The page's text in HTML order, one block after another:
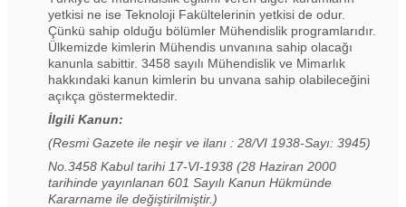
yetkisi ne ise Teknoloji Fakültelerinin yetkisi de odur.
Çünkü sahip olduğu bölümler Mühendislik programlarıdır.
Ülkemizde kimlerin Mühendis unvanına sahip olacağı
kanunla sabittir. 3458 sayılı Mühendislik ve Mimarlık
hakkındaki kanun kimlerin bu unvana sahip olabileceğini
açıkça göstermektedir.
İlgili Kanun:
(Resmi Gazete ile neşir ve ilanı : 28/VI 1938-Sayı: 3945)
No.3458 Kabul tarihi 17-VI-1938 (28 Haziran 2000
tarihinde yayınlanan 601 Sayılı Kanun Hükmünde
Kararname ile değiştirilmiştir.)